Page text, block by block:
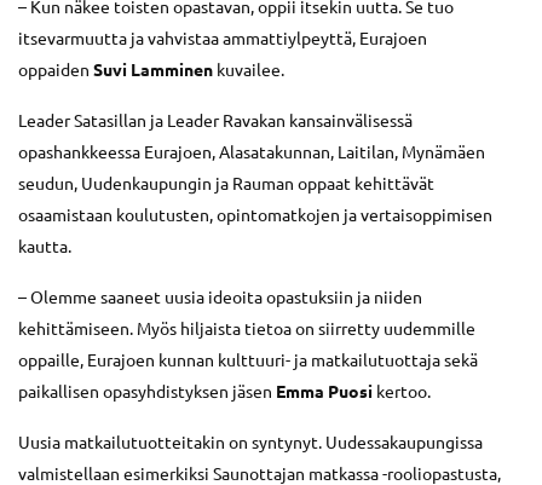
– Kun näkee toisten opastavan, oppii itsekin uutta. Se tuo
itsevarmuutta ja vahvistaa ammattiylpeyttä, Eurajoen
oppaiden Suvi Lamminen kuvailee.
Leader Satasillan ja Leader Ravakan kansainvälisessä
opashankkeessa Eurajoen, Alasatakunnan, Laitilan, Mynämäen
seudun, Uudenkaupungin ja Rauman oppaat kehittävät
osaamistaan koulutusten, opintomatkojen ja vertaisoppimisen
kautta.
– Olemme saaneet uusia ideoita opastuksiin ja niiden
kehittämiseen. Myös hiljaista tietoa on siirretty uudemmille
oppaille, Eurajoen kunnan kulttuuri- ja matkailutuottaja sekä
paikallisen opasyhdistyksen jäsen Emma Puosi kertoo.
Uusia matkailutuotteitakin on syntynyt. Uudessakaupungissa
valmistellaan esimerkiksi Saunottajan matkassa -rooliopastusta,